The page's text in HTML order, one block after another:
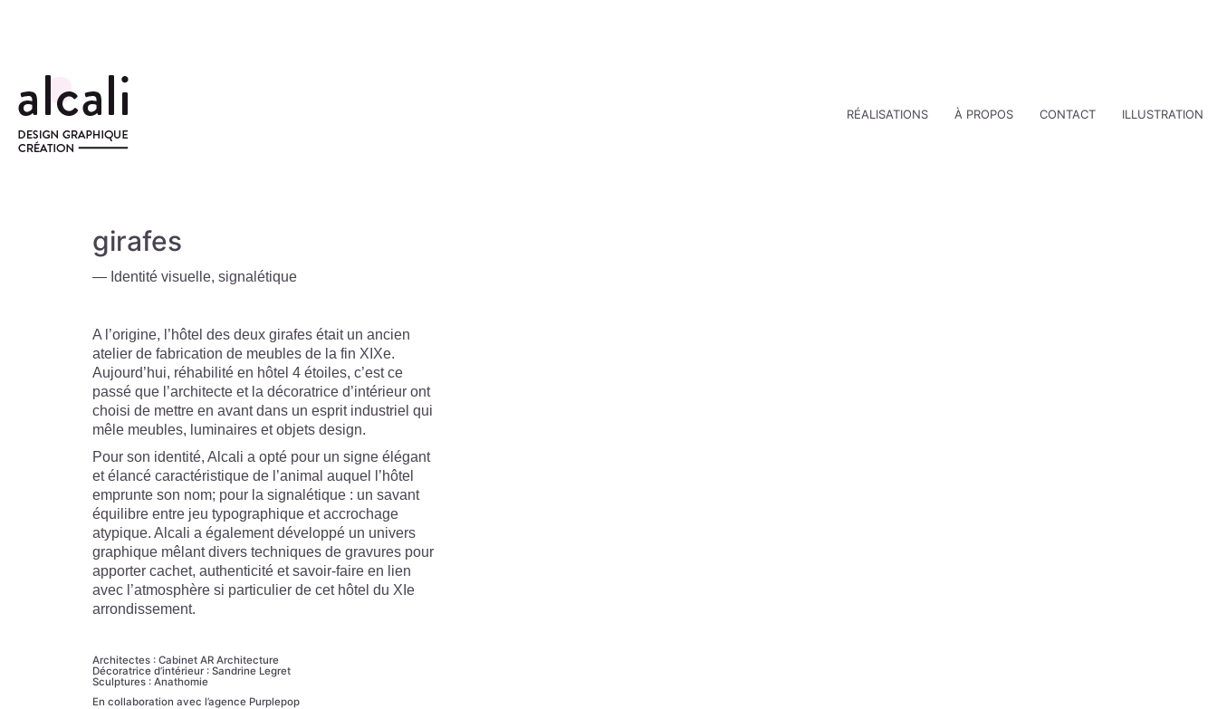
RÉALISATIONS À PROPOS CONTACT ILLUSTRATION
girafes
— Identité visuelle, signalétique
A l’origine, l’hôtel des deux girafes était un ancien
atelier de fabrication de meubles de la fin XIXe.
Aujourd’hui, réhabilité en hôtel 4 étoiles, c’est ce
passé que l’architecte et la décoratrice d’intérieur ont
choisi de mettre en avant dans un esprit industriel qui
mêle meubles, luminaires et objets design.
Pour son identité, Alcali a opté pour un signe élégant
et élancé caractéristique de l’animal auquel l’hôtel
emprunte son nom; pour la signalétique : un savant
équilibre entre jeu typographique et accrochage
atypique. Alcali a également développé un univers
graphique mêlant divers techniques de gravures pour
apporter cachet, authenticité et savoir-faire en lien
avec l’atmosphère si particulier de cet hôtel du XIe
arrondissement.
Architectes : Cabinet AR Architecture
Décoratrice d’intérieur : Sandrine Legret
Sculptures : Anathomie
En collaboration avec l’agence Purplepop